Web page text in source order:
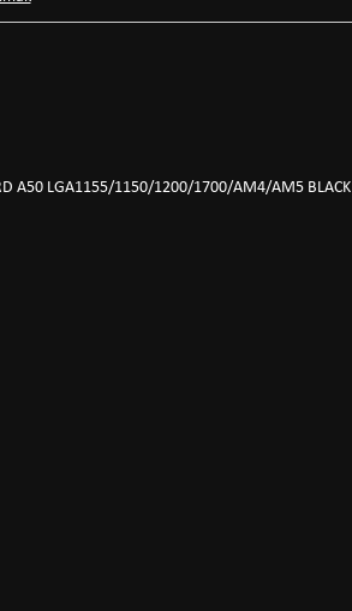
A50 LGA1155/1150/1200/1700/AM4/AM5 BLACK